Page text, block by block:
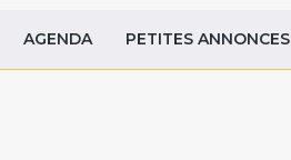
AGENDA PETITES ANNONCES